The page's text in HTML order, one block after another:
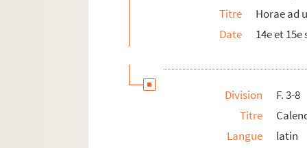
Titre
Horae ad
Date
14eet 15e
Division
F. 3-8
Titre
Langue
latin